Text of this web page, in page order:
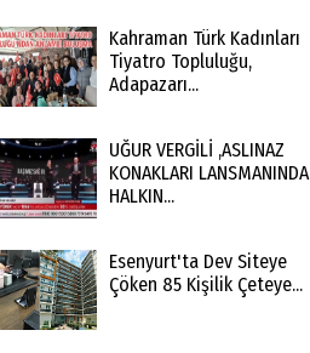
Kahraman Türk Kadınları
Tiyatro Topluluğu,
Adapazarı...
UĞUR VERGİLİ ,ASLINAZ
KONAKLARI LANSMANINDA
HALKIN...
Esenyurt'ta Dev Siteye
Çöken 85 Kişilik Çeteye...